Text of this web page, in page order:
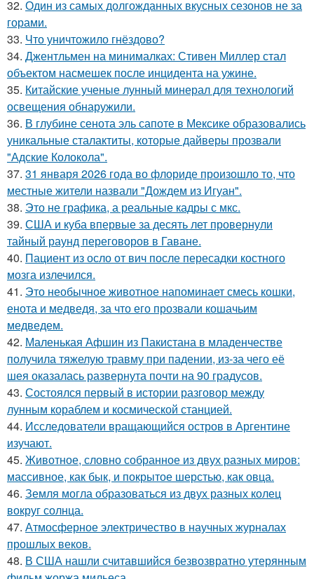
32. Один из самых долгожданных вкусных сезонов не за
горами.
33. Что уничтожило гнёздово?
34. Джентльмен на минималках: Стивен Миллер стал
объектом насмешек после инцидента на ужине.
35. Китайские ученые лунный минерал для технологий
освещения обнаружили.
36. В глубине сенота эль сапоте в Мексике образовались
уникальные сталактиты, которые дайверы прозвали
"Адские Колокола".
37. 31 января 2026 года во флориде произошло то, что
местные жители назвали "Дождем из Игуан".
38. Это не графика, а реальные кадры с мкс.
39. США и куба впервые за десять лет провернули
тайный раунд переговоров в Гаване.
40. Пациент из осло от вич после пересадки костного
мозга излечился.
41. Это необычное животное напоминает смесь кошки,
енота и медведя, за что его прозвали кошачьим
медведем.
42. Маленькая Афшин из Пакистана в младенчестве
получила тяжелую травму при падении, из-за чего её
шея оказалась развернута почти на 90 градусов.
43. Состоялся первый в истории разговор между
лунным кораблем и космической станцией.
44. Исследователи вращающийся остров в Аргентине
изучают.
45. Животное, словно собранное из двух разных миров:
массивное, как бык, и покрытое шерстью, как овца.
46. Земля могла образоваться из двух разных колец
вокруг солнца.
47. Атмосферное электричество в научных журналах
прошлых веков.
48. В США нашли считавшийся безвозвратно утерянным